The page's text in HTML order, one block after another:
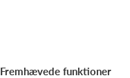
Fremhævede funktioner